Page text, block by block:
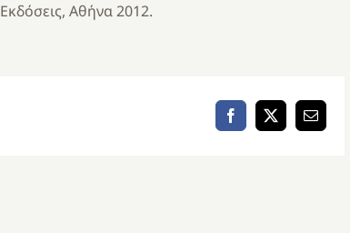
Αθήνα 2012.
Facebook
X Email